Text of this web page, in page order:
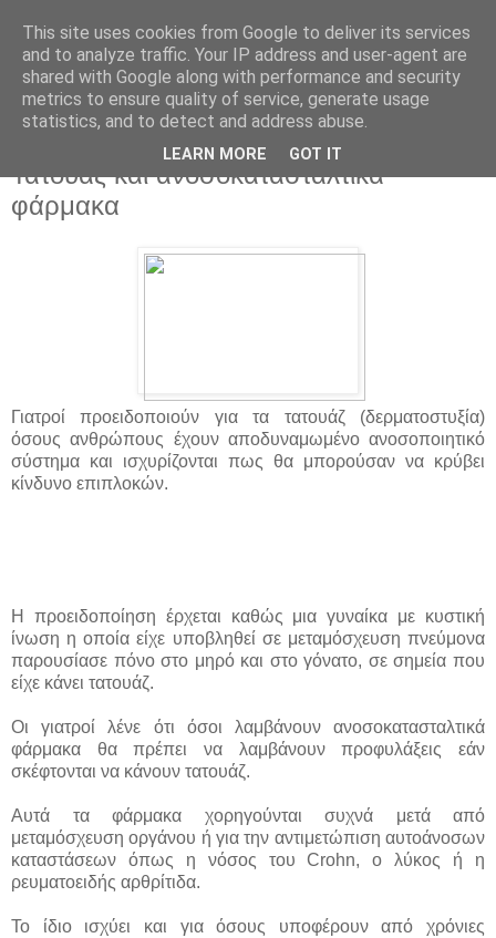
Τατουάζ και ανοσοκατασταλτικά
φάρμακα
Γιατροί προειδοποιούν για τα τατουάζ (δερματοστυξία)
όσους ανθρώπους έχουν αποδυναμωμένο ανοσοποιητικό
σύστημα και ισχυρίζονται πως θα μπορούσαν να κρύβει
κίνδυνο επιπλοκών.
Η προειδοποίηση έρχεται καθώς μια γυναίκα με κυστική
ίνωση η οποία είχε υποβληθεί σε μεταμόσχευση πνεύμονα
παρουσίασε πόνο στο μηρό και στο γόνατο, σε σημεία που
είχε κάνει τατουάζ.
Οι γιατροί λένε ότι όσοι λαμβάνουν ανοσοκατασταλτικά
φάρμακα θα πρέπει να λαμβάνουν προφυλάξεις εάν
σκέφτονται να κάνουν τατουάζ.
Αυτά τα φάρμακα χορηγούνται συχνά μετά από
μεταμόσχευση οργάνου ή για την αντιμετώπιση αυτοάνοσων
καταστάσεων όπως η νόσος του Crohn, ο λύκος ή η
ρευματοειδής αρθρίτιδα.
Το ίδιο ισχύει και για όσους υποφέρουν από χρόνιες
This site uses cookies from Google to deliver its services
and to analyze traffic. Your IP address and user-agent are
shared with Google along with performance and security
metrics to ensure quality of service, generate usage
statistics, and to detect and address abuse.
LEARN MORE GOT IT